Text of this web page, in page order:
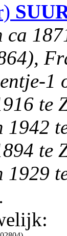
ca
1
te
1942
te
1929